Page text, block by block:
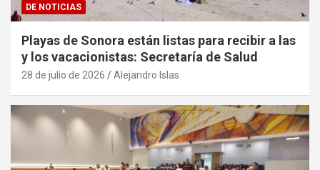
DE NOTICIAS
Playas de Sonora están listas para recibir a las
y los vacacionistas: Secretaría de Salud
28 de julio de 2026 Alejandro Islas